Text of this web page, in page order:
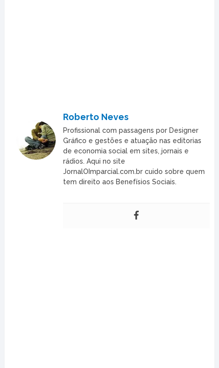
Roberto Neves
Profissional com passagens por Designer
Gráfico e gestões e atuação nas editorias
de economia social em sites, jornais e
rádios. Aqui no site
JornalOImparcial.com.br cuido sobre quem
tem direito aos Benefísios Sociais.